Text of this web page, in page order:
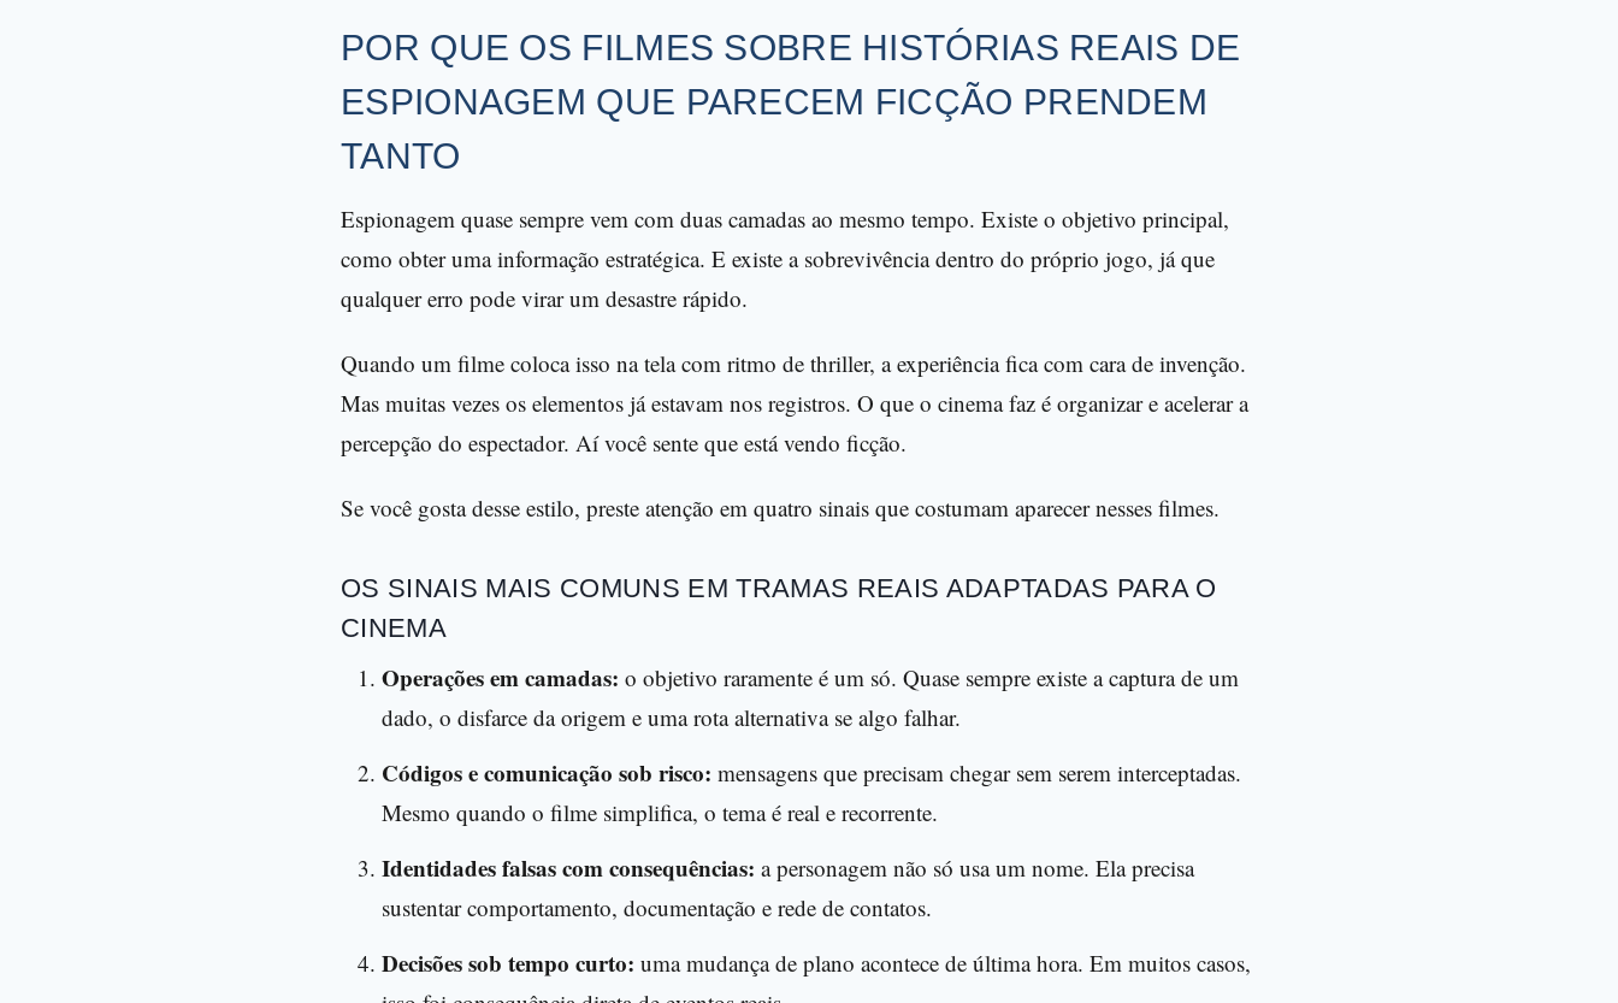
POR QUE OS FILMES SOBRE HISTÓRIAS REAIS DE
ESPIONAGEM QUE PARECEM FICÇÃO PRENDEM
TANTO
Espionagem quase sempre vem com duas camadas ao mesmo tempo. Existe o objetivo principal,
como obter uma informação estratégica. E existe a sobrevivência dentro do próprio jogo, já que
qualquer erro pode virar um desastre rápido.
Quando um filme coloca isso na tela com ritmo de thriller, a experiência fica com cara de invenção.
Mas muitas vezes os elementos já estavam nos registros. O que o cinema faz é organizar e acelerar a
percepção do espectador. Aí você sente que está vendo ficção.
Se você gosta desse estilo, preste atenção em quatro sinais que costumam aparecer nesses filmes.
OS SINAIS MAIS COMUNS EM TRAMAS REAIS ADAPTADAS PARA O
CINEMA
Operações em camadas: o objetivo raramente é um só. Quase sempre existe a captura de um
dado, o disfarce da origem e uma rota alternativa se algo falhar.
Códigos e comunicação sob risco: mensagens que precisam chegar sem serem interceptadas.
Mesmo quando o filme simplifica, o tema é real e recorrente.
Identidades falsas com consequências: a personagem não só usa um nome. Ela precisa
sustentar comportamento, documentação e rede de contatos.
Decisões sob tempo curto: uma mudança de plano acontece de última hora. Em muitos casos,